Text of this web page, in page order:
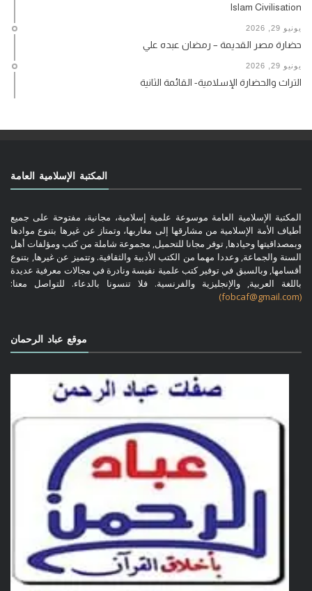
Islam Civilisation
يونيو 29, 2026
حضارة مصر القديمة – رمضان عبده علي
يونيو 29, 2026
التراث والحضارة الإسلامية- القائمة الثانية
المكتبة الإسلامية العامة
المكتبة الإسلامية العامة موسوعة علمية إسلامية، مجانية، مفتوحة على جميع
أطياف الأمة الإسلامية من مشارقها إلى مغاربها، وتمتاز عن غيرها بتنوع موادها
وبمصداقيتها وحيادها, توفر مجانا للتحميل, مجموعة شاملة من كتب ومؤلفات أهل
السنة والجماعة, وعددا مهما من الكتب الأدبية والثقافية. وتتميز عن غيرها, بتنوع
أقسامها, وبالسبق في توفير كتب علمية نفيسة ونادرة في مجالات معرفية عديدة
باللغة العربية, والإنجليزية والفرنسية. فلا تنسونا بالدعاء. للتواصل معنا:
(fobcaf@gmail.com)
موقع عباد الرحمان